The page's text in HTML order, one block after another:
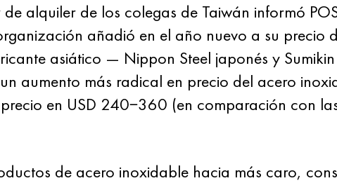
alquiler de los colegas de Taiwán informó
añadió en el año nuevo a su
asiático — Nippon Steel japonés y
aumento más radical en precio del acero
en USD 240−360 (en comparación con
de acero inoxidable hacia más caro,